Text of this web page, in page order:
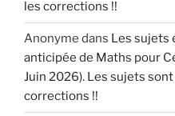
les corrections !!
Anonyme dans Les sujets
anticipée de Maths pour
Juin 2026). Les sujets
corrections !!